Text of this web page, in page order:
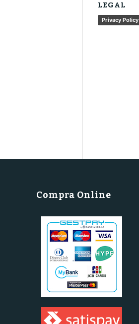
LEGAL
Privacy Policy
Compra Online